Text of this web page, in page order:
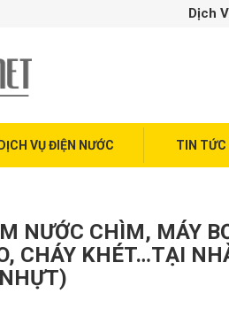
Dịch Vụ Sửa Chữa
DỊCH VỤ ĐIỆN NƯỚC TIN TỨC
NƯỚC CHÌM, MÁY
CHÁY KHÉT…TẠI